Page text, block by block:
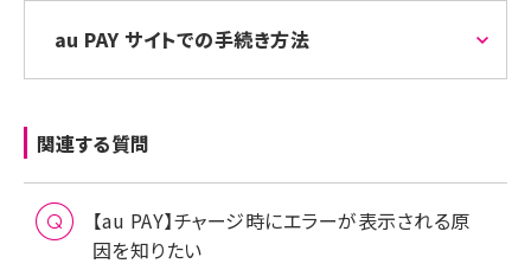
au PAY サイトでの手続き方法
関連する質問
【au PAY】チャージ時にエラーが表示される原
因を知りたい